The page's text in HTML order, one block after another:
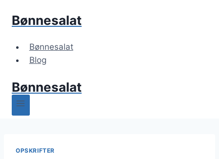
Bønnesalat
Bønnesalat
Blog
Bønnesalat
OPSKRIFTER